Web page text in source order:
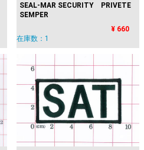
SEAL-MAR SECURITY PRIVETE
SEMPER
¥ 660
在庫数：1